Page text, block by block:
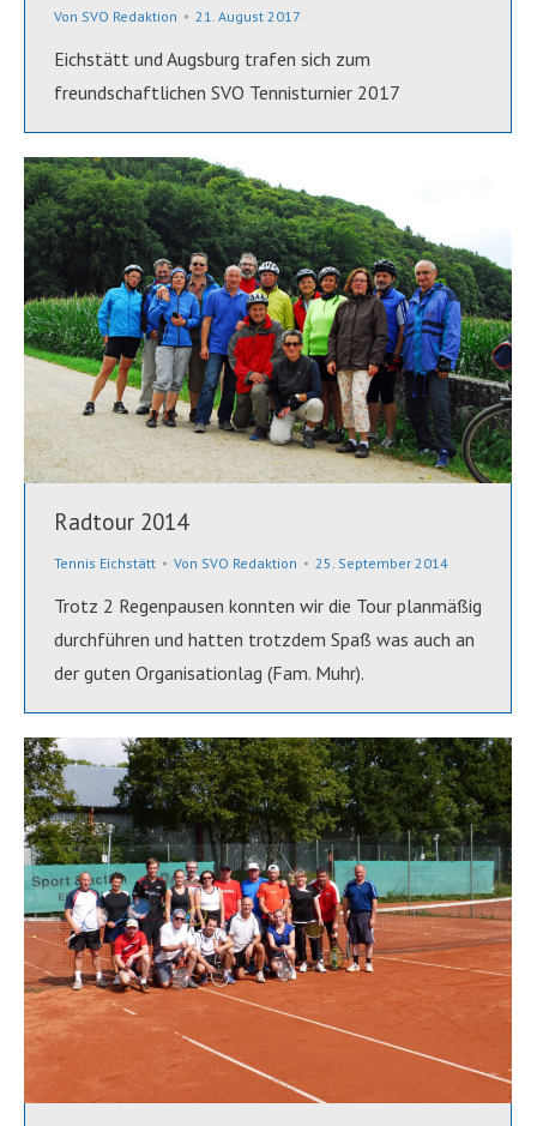
Von SVO Redaktion 21. August 2017
Eichstätt und Augsburg trafen sich zum
freundschaftlichen SVO Tennisturnier 2017
Radtour 2014
Tennis Eichstätt Von SVO Redaktion 25. September 2014
Trotz 2 Regenpausen konnten wir die Tour planmäßig
durchführen und hatten trotzdem Spaß was auch an
der guten Organisationlag (Fam. Muhr).